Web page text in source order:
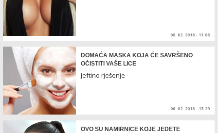
08. 02. 2018 - 11:08
DOMAĆA MASKA KOJA ĆE SAVRŠENO
OČISTITI VAŠE LICE
Jeftino rješenje
06. 02. 2018 - 13:29
OVO SU NAMIRNICE KOJE JEDETE